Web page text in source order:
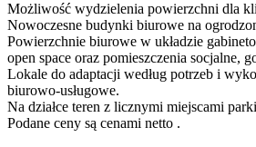
Możliwość wydzielenia powierzchni dla
Nowoczesne budynki biurowe na
Powierzchnie biurowe w układzie
open space oraz pomieszczenia socjalne,
Lokale do adaptacji według potrzeb i
biurowo-usługowe.
Na działce teren z licznymi miejscami
Podane ceny są cenami netto .